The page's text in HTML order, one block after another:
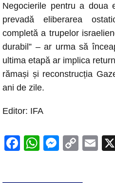
Negocierile pentru a
prevadă eliberarea
completă a trupelor
durabil” – ar urma să
ultima etapă ar implica
rămași și reconstrucția
ani de zile.
Editor: IFA
F
W
M
C
E